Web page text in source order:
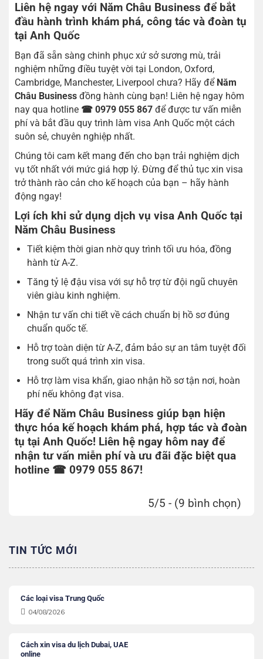
Liên hệ ngay với Năm Châu Business để bắt
đầu hành trình khám phá, công tác và đoàn tụ
tại Anh Quốc
Bạn đã sẵn sàng chinh phục xứ sở sương mù, trải
nghiệm những điều tuyệt vời tại London, Oxford,
Cambridge, Manchester, Liverpool chưa? Hãy để Năm
Châu Business đồng hành cùng bạn! Liên hệ ngay hôm
nay qua hotline ☎ 0979 055 867 để được tư vấn miễn
phí và bắt đầu quy trình làm visa Anh Quốc một cách
suôn sẻ, chuyên nghiệp nhất.
Chúng tôi cam kết mang đến cho bạn trải nghiệm dịch
vụ tốt nhất với mức giá hợp lý. Đừng để thủ tục xin visa
trở thành rào cản cho kế hoạch của bạn – hãy hành
động ngay!
Lợi ích khi sử dụng dịch vụ visa Anh Quốc tại
Năm Châu Business
Tiết kiệm thời gian nhờ quy trình tối ưu hóa, đồng
hành từ A-Z.
Tăng tỷ lệ đậu visa với sự hỗ trợ từ đội ngũ chuyên
viên giàu kinh nghiệm.
Nhận tư vấn chi tiết về cách chuẩn bị hồ sơ đúng
chuẩn quốc tế.
Hỗ trợ toàn diện từ A-Z, đảm bảo sự an tâm tuyệt đối
trong suốt quá trình xin visa.
Hỗ trợ làm visa khẩn, giao nhận hồ sơ tận nơi, hoàn
phí nếu không đạt visa.
Hãy để Năm Châu Business giúp bạn hiện
thực hóa kế hoạch khám phá, hợp tác và đoàn
tụ tại Anh Quốc! Liên hệ ngay hôm nay để
nhận tư vấn miễn phí và ưu đãi đặc biệt qua
hotline ☎ 0979 055 867!
5/5 - (9 bình chọn)
TIN TỨC MỚI
Các loại visa Trung Quốc
04/08/2026
Cách xin visa du lịch Dubai, UAE
online